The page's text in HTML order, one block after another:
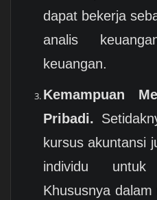
dapat bekerja
analis
keuangan.
Kemampuan
Pribadi.
kursus akuntansi
individu
Khususnya